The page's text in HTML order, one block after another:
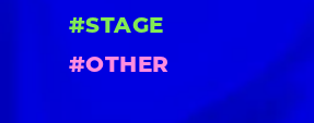
#STAGE
#OTHER